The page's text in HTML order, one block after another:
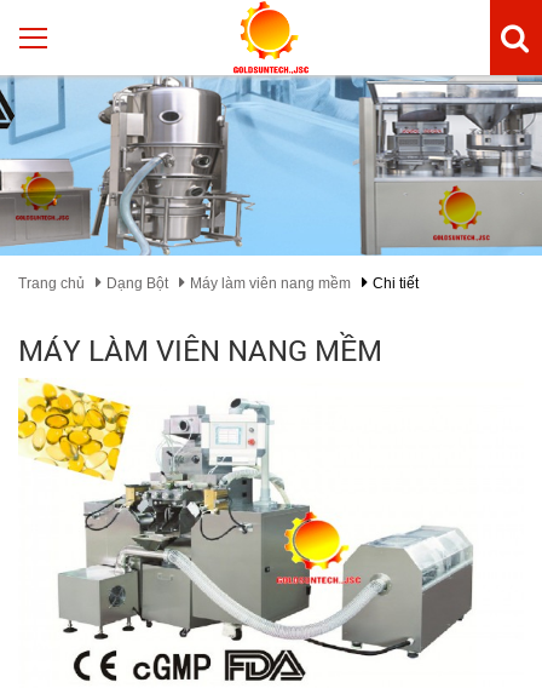
Trang chủ Dạng Bột Máy làm viên nang mềm Chi tiết
MÁY LÀM VIÊN NANG MỀM